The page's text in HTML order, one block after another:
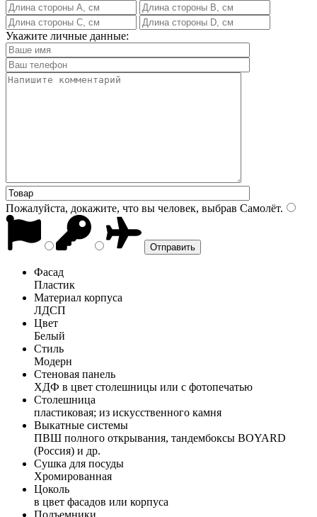
Укажите личные данные:
Пожалуйста, докажите, что вы человек, выбрав Самолёт.
Фасад
Пластик
Материал корпуса
ЛДСП
Цвет
Белый
Стиль
Модерн
Стеновая панель
ХДФ в цвет столешницы или с фотопечатью
Столешница
пластиковая; из искусственного камня
Выкатные системы
ПВШ полного открывания, тандембоксы BOYARD
(Россия) и др.
Сушка для посуды
Хромированная
Цоколь
в цвет фасадов или корпуса
Подъемники